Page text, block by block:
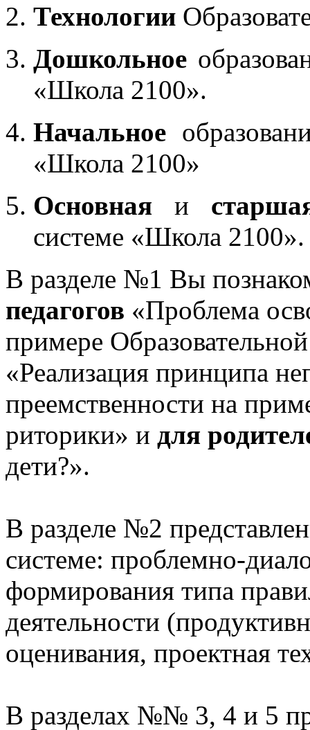
Технологии
Дошкольное
«Школа 2100».
Начальное
«Школа 2100»
Основная и
системе «Школа 2100».
В разделе №1 Вы
педагогов «Проблема
примере
«Реализация принципа
преемственности на
риторики» и для
дети?».
В разделе №2
системе: проблемно-
формирования типа
деятельности
оценивания, проектная
В разделах №№ 3, 4 и 5